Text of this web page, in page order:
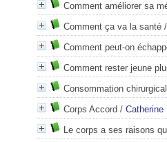
Comment améliorer sa
Comment ça va la santé
Comment peut-on
Comment rester jeune
Consommation
Corps Accord / Catherine
Le corps a ses raisons